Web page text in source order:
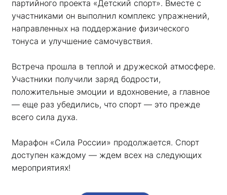
партийного проекта «Детский спорт». Вместе с
участниками он выполнил комплекс упражнений,
направленных на поддержание физического
тонуса и улучшение самочувствия.
Встреча прошла в теплой и дружеской атмосфере.
Участники получили заряд бодрости,
положительные эмоции и вдохновение, а главное
— еще раз убедились, что спорт — это прежде
всего сила духа.
Марафон «Сила России» продолжается. Спорт
доступен каждому — ждем всех на следующих
мероприятиях!